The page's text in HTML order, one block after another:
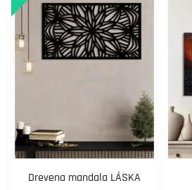
Drevena mandala LÁSKA